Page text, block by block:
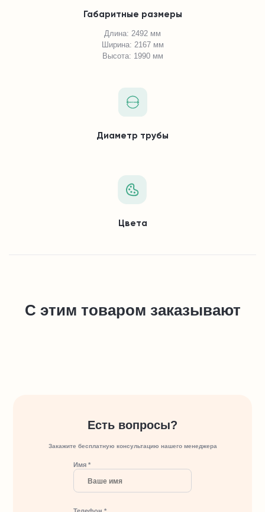
Габаритные размеры
Длина: 2492 мм
Ширина: 2167 мм
Высота: 1990 мм
Диаметр трубы
Цвета
С этим товаром заказывают
Есть вопросы?
Закажите бесплатную консультацию нашего менеджера
Имя *